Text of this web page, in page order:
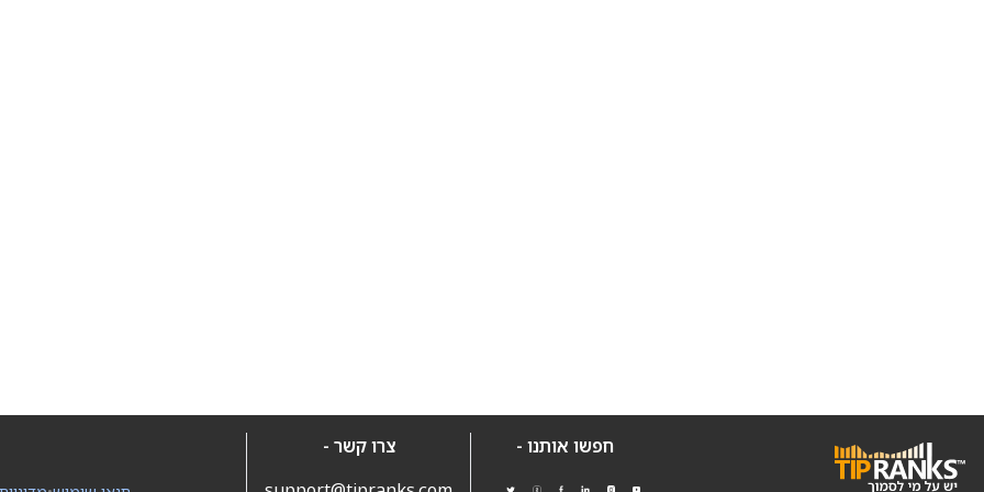
חפשו אותנו -
צרו קשר -